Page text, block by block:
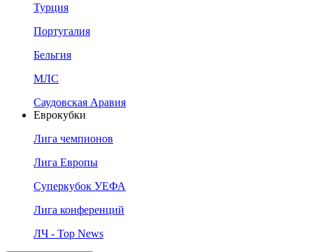
Турция
Португалия
Бельгия
МЛС
Саудовская Аравия
Еврокубки
Лига чемпионов
Лига Европы
Суперкубок УЕФА
Лига конференций
ЛЧ - Top News